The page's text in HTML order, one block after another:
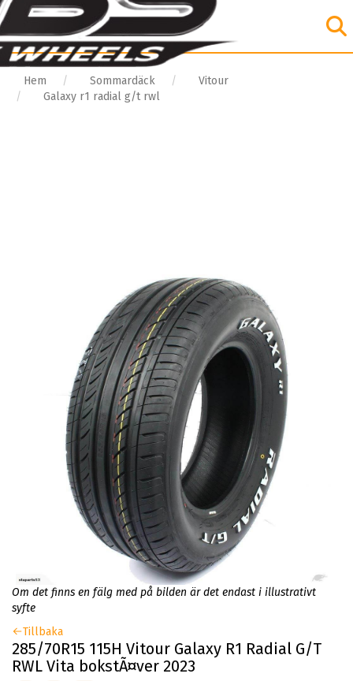
Hem Sommardäck
Vitour
Galaxy r1 radial g/t rwl
Om det finns en fälg med på bilden är det endast i illustrativt
syfte
Tillbaka
285/70R15 115H Vitour Galaxy R1 Radial G/T
RWL Vita bokstÃ¤ver 2023